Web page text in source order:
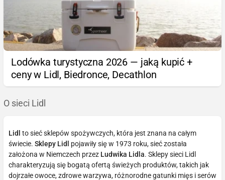
Lodówka turystyczna 2026 — jaką kupić +
ceny w Lidl, Biedronce, Decathlon
O sieci Lidl
Lidl to sieć sklepów spożywczych, która jest znana na całym
świecie. Sklepy Lidl pojawiły się w 1973 roku, sieć została
założona w Niemczech przez Ludwika Lidla. Sklepy sieci Lidl
charakteryzują się bogatą ofertą świeżych produktów, takich jak
dojrzałe owoce, zdrowe warzywa, różnorodne gatunki mięs i serów